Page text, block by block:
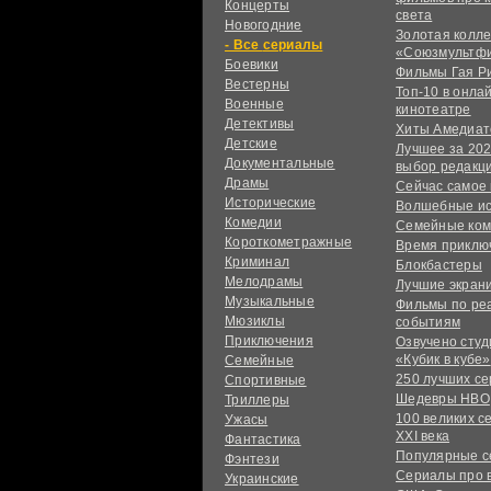
Концерты
Новогодние
сериалы
Боевики
Вестерны
Военные
Детективы
Детские
Документальные
Драмы
Исторические
Комедии
Короткометражные
Криминал
Мелодрамы
Музыкальные
Мюзиклы
Приключения
Семейные
Спортивные
Триллеры
Ужасы
Фантастика
Фэнтези
Украинcкие
света
Золотая
Фильмы Гая
Топ-10 в
кинотеатре
Хиты
Лучшее за
выбор
Сейчас самое
Волшебные
Семейные
Время
Блокбастеры
Лучшие
Фильмы по
событиям
Озвучено
«Кубик в кубе»
250 лучших
Шедевры HBO
100 великих
XXI века
Популярные
Сериалы про